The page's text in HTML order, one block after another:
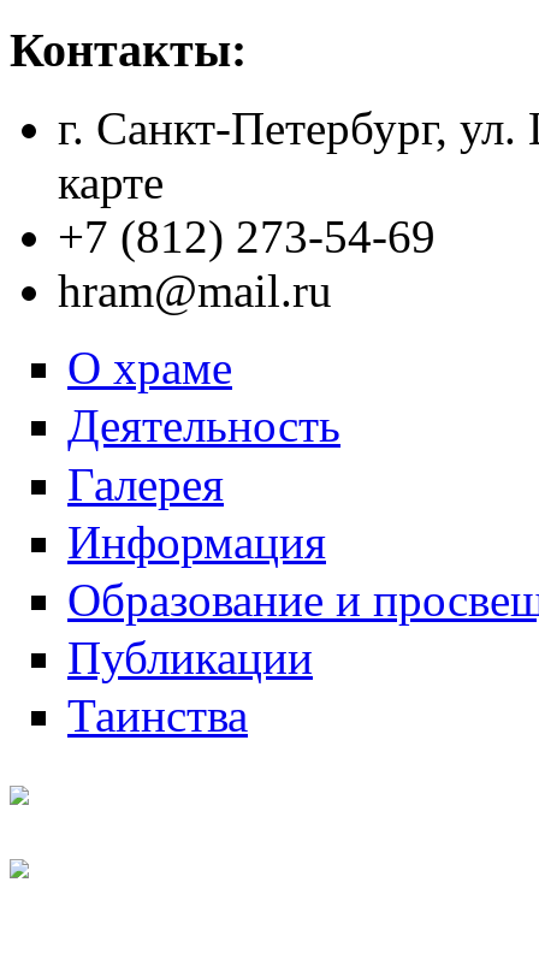
Контакты:
г. Санкт-Петербург,
карте
+7 (812) 273-54-69
hram@mail.ru
О храме
Деятельность
Галерея
Информация
Образование и
Публикации
Таинства